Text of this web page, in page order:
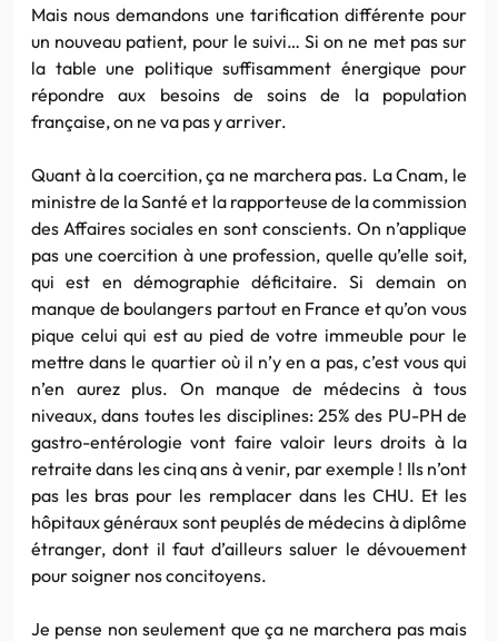
Mais nous demandons une tarification différente pour
un nouveau patient, pour le suivi… Si on ne met pas sur
la table une politique suffisamment énergique pour
répondre aux besoins de soins de la population
française, on ne va pas y arriver.
Quant à la coercition, ça ne marchera pas. La Cnam, le
ministre de la Santé et la rapporteuse de la commission
des Affaires sociales en sont conscients. On n’applique
pas une coercition à une profession, quelle qu’elle soit,
qui est en démographie déficitaire. Si demain on
manque de boulangers partout en France et qu’on vous
pique celui qui est au pied de votre immeuble pour le
mettre dans le quartier où il n’y en a pas, c’est vous qui
n’en aurez plus. On manque de médecins à tous
niveaux, dans toutes les disciplines: 25% des PU-PH de
gastro-entérologie vont faire valoir leurs droits à la
retraite dans les cinq ans à venir, par exemple ! Ils n’ont
pas les bras pour les remplacer dans les CHU. Et les
hôpitaux généraux sont peuplés de médecins à diplôme
étranger, dont il faut d’ailleurs saluer le dévouement
pour soigner nos concitoyens.
Je pense non seulement que ça ne marchera pas mais